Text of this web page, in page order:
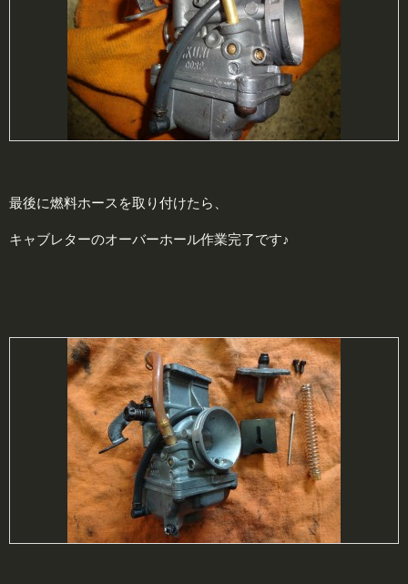
最後に燃料ホースを取り付けたら、
キャブレターのオーバーホール作業完了です♪